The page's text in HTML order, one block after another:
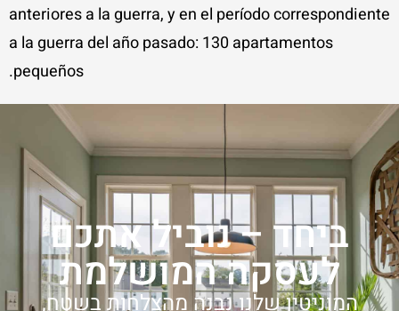
anteriores a la guerra, y en el período correspondiente
a la guerra del año pasado: 130 apartamentos
pequeños.
ביחד – נוביל אתכם
לעסקה המושלמת
המוניטין שלנו נבנה מהצלחות בשטח,